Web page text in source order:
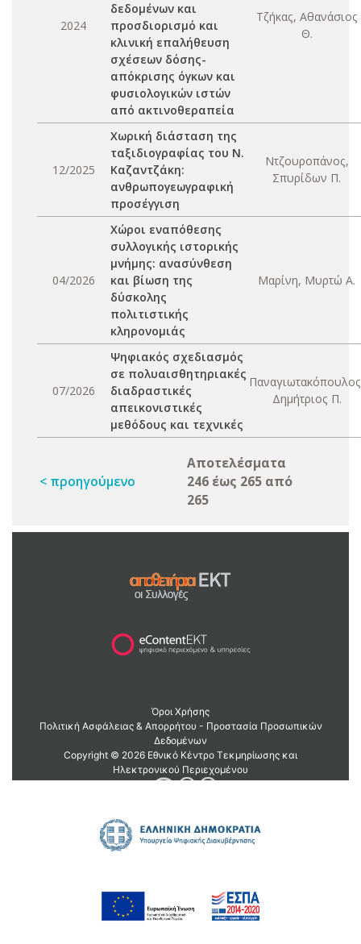
2024
δεδομένων και
προσδιορισμό και
κλινική επαλήθευση
σχέσεων δόσης-
απόκρισης όγκων και
φυσιολογικών ιστών
από ακτινοθεραπεία
Τζήκας, Αθανάσιος
Θ.
12/2025
Χωρική διάσταση της
ταξιδιογραφίας του Ν.
Καζαντζάκη:
ανθρωπογεωγραφική
προσέγγιση
Ντζουροπάνος,
Σπυρίδων Π.
04/2026
Χώροι εναπόθεσης
συλλογικής ιστορικής
μνήμης: ανασύνθεση
και βίωση της
δύσκολης
πολιτιστικής
κληρονομιάς
Μαρίνη, Μυρτώ Α.
07/2026
Ψηφιακός σχεδιασμός
σε πολυαισθητηριακές
διαδραστικές
απεικονιστικές
μεθόδους και τεχνικές
Δημήτριος Π.
< προηγούμενο
Αποτελέσματα
246 έως 265 από
265